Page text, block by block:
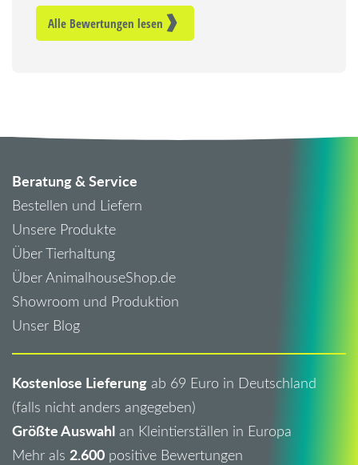
Alle Bewertungen lesen
Beratung & Service
Bestellen und Liefern
Unsere Produkte
Über Tierhaltung
Über AnimalhouseShop.de
Showroom und Produktion
Unser Blog
Kostenlose Lieferung ab 69 Euro in Deutschland
(falls nicht anders angegeben)
Größte Auswahl an Kleintierställen in Europa
Mehr als 2.600 positive Bewertungen